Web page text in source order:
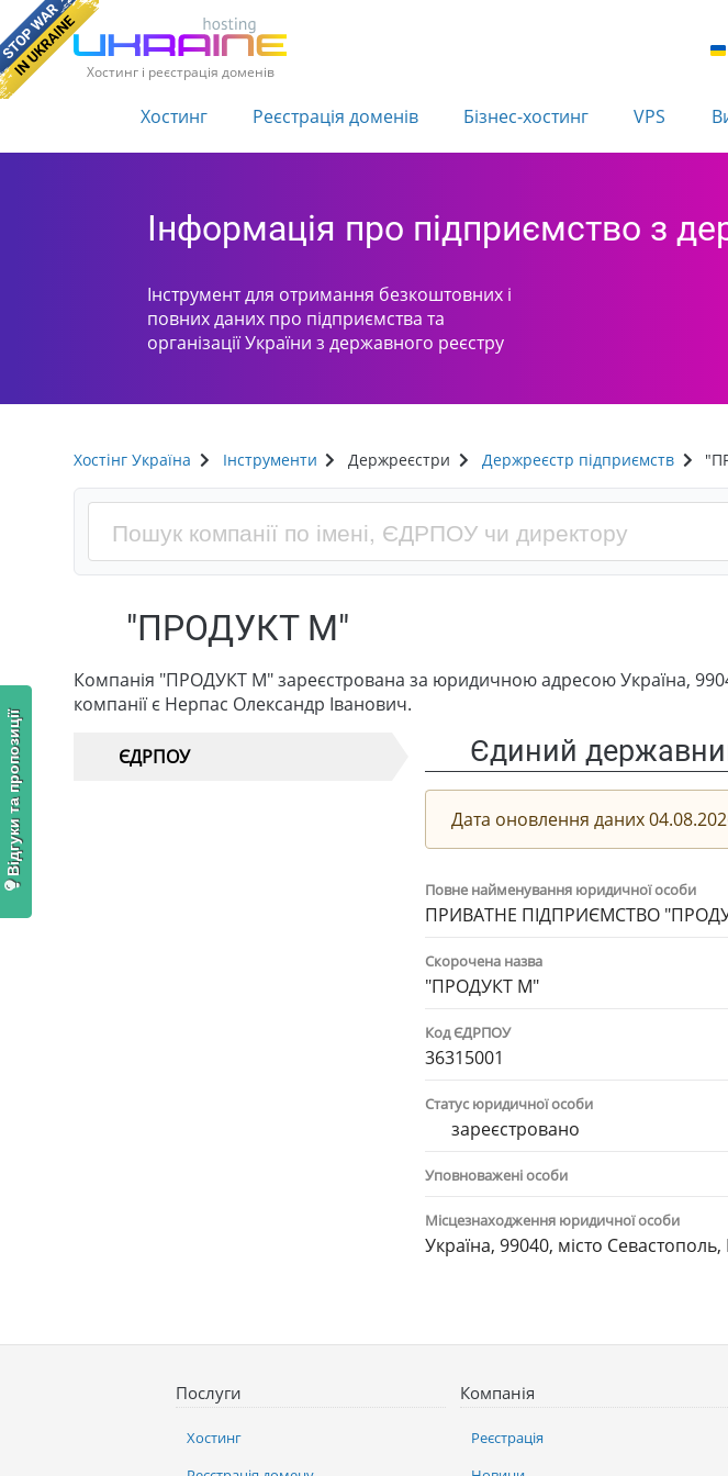
Хостинг і реєстрація доменів
Хостинг Реєстрація доменів Бізнес-хостинг VPS
Інформація про підприємство з
Інструмент для отримання безкоштовних і
повних даних про підприємства та
організації України з державного реєстру
Хостінг Україна Інструменти Держреєстри Держреєстр підприємств
"ПРОДУКТ М"
Компанія "ПРОДУКТ М" зареєстрована за юридичною адресою Україна,
компанії є Нерпас Олександр Іванович.
ЄДРПОУ Єдиний
Дата оновлення даних
Повне найменування юридичної особи
ПРИВАТНЕ ПІДПРИЄМСТВО
Скорочена назва
"ПРОДУКТ М"
Код ЄДРПОУ
36315001
Статус юридичної особи
зареєстровано
Уповноважені особи
Місцезнаходження юридичної особи
Україна, 99040, місто
Послуги
Хостинг
Компанія
Реєстрація
Відгуки та пропозиції